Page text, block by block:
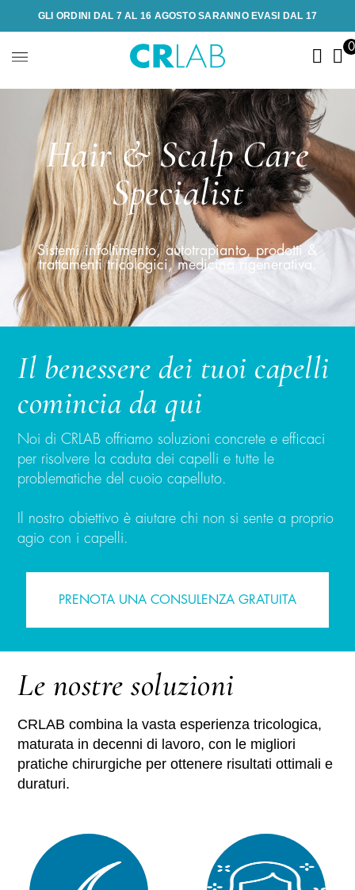
GLI ORDINI DAL 7 AL 16 AGOSTO SARANNO EVASI DAL 17
Hair & Scalp Care
Specialist
Sistemi infoltimento, autotrapianto, prodotti &
trattamenti tricologici, medicina rigenerativa.
Il benessere dei tuoi capelli
comincia da qui
Noi di CRLAB offriamo soluzioni concrete e efficaci
per risolvere la caduta dei capelli e tutte le
problematiche del cuoio capelluto.
Il nostro obiettivo è aiutare chi non si sente a proprio
agio con i capelli.
PRENOTA UNA CONSULENZA GRATUITA
Le nostre soluzioni
CRLAB combina la vasta esperienza tricologica,
maturata in decenni di lavoro, con le migliori
pratiche chirurgiche per ottenere risultati ottimali e
duraturi.